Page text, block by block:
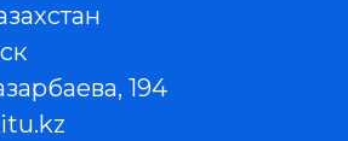
194